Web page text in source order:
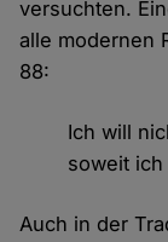
versuchten.
alle modernen
88:
Ich will
soweit ich
Auch in der